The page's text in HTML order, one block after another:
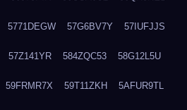
5771DEGW 57G6BV7Y 57IUFJJS
57Z141YR 584ZQC53 58G12L5U
59FRMR7X 59T11ZKH 5AFUR9TL